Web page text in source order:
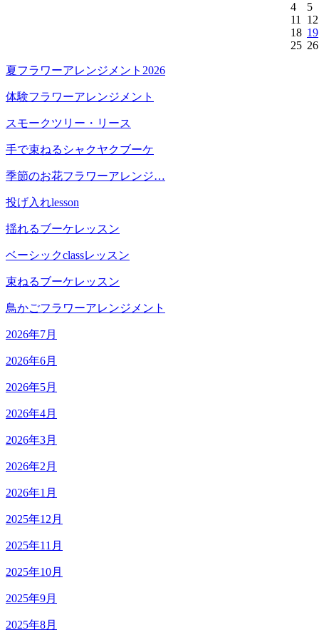
4
5
11
12
18 19
25 26
夏フラワーアレンジメント2026
体験フラワーアレンジメント
スモークツリー・リース
手で束ねるシャクヤクブーケ
季節のお花フラワーアレンジ…
投げ入れlesson
揺れるブーケレッスン
ベーシックclassレッスン
束ねるブーケレッスン
鳥かごフラワーアレンジメント
2026年7月
2026年6月
2026年5月
2026年4月
2026年3月
2026年2月
2026年1月
2025年12月
2025年11月
2025年10月
2025年9月
2025年8月